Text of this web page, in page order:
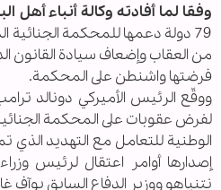
وفقا لما أفادته وكالة أنباء أهل
79 دولة دعمها للمحكمة
من العقاب وإضعاف سيادة القانون
فرضتها واشنطن على المحكمة.
ووقّع الرئيس الأميركي دونالد
لفرض عقوبات على المحكمة الجنائية
الوطنية للتعامل مع التهديد الذي
إصدارها أوامر اعتقال لرئيس وزراء
نتنياهو ووزير الدفاع السابق يوآف